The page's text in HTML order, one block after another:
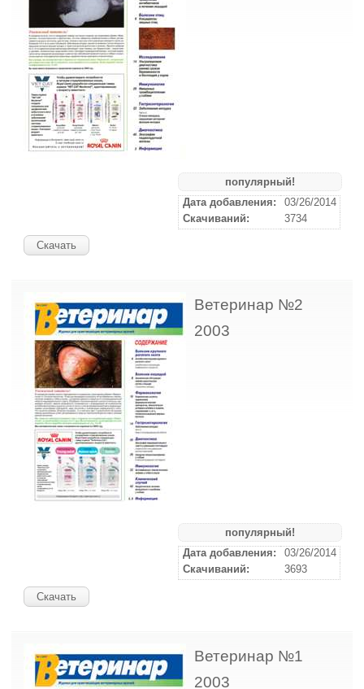
популярный!
Дата добавления:
03/26/2014
Скачиваний:
3734
Скачать
Ветеринар №2
2003
популярный!
Дата добавления:
03/26/2014
Скачиваний:
3693
Скачать
Ветеринар №1
2003